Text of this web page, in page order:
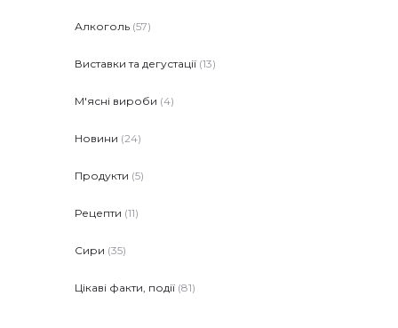
Алкоголь (57)
Виставки та дегустації (13)
М'ясні вироби (4)
Новини (24)
Продукти (5)
Рецепти (11)
Сири (35)
Цікаві факти, події (81)